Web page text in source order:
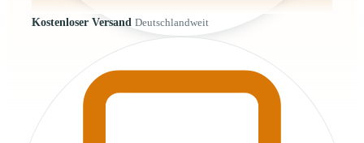
Kostenloser Versand Deutschlandweit